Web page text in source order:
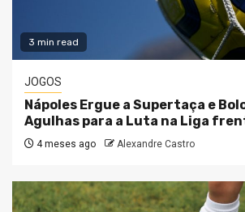
3 min read
JOGOS
Nápoles Ergue a Supertaça e
Agulhas para a Luta na Liga
4 meses ago Alexandre Castro